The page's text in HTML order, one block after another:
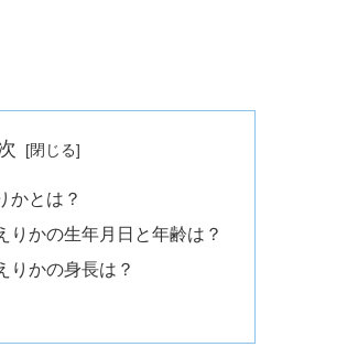
かとは？
りかの生年月日と年齢は？
りかの身長は？